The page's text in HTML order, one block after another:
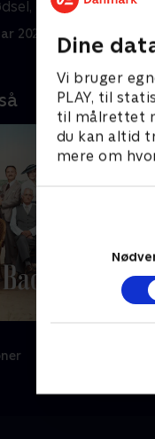
Dine
Vi bruger
PLAY, til
til målrettet
du kan altid
mere om
og Mays fremtid
2026 • 58 min